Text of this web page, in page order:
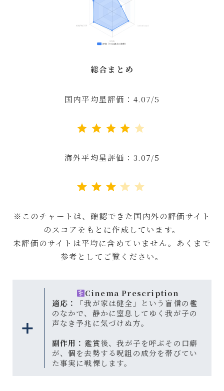
総合まとめ
国内平均星評価：4.07/5
海外平均星評価：3.07/5
※このチャートは、確認できた国内外の評価サイト
のスコアをもとに作成しています。
未評価のサイトは平均に含めていません。あくまで
参考としてご覧ください。
Cinema Prescription
適応：
「我が家は健全」という盲信の檻
のなかで、静かに窒息してゆく我が子の
声なき予兆に気づけぬ方。
副作用： 鑑賞後、我が子を呼ぶその口癖
が、個を去勢する呪詛の成分を帯びてい
た事実に戦慄します。